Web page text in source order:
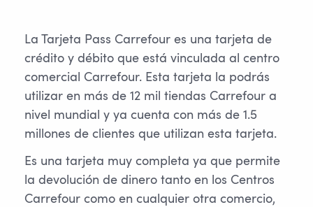
La Tarjeta Pass Carrefour es una tarjeta de
crédito y débito que está vinculada al centro
comercial Carrefour. Esta tarjeta la podrás
utilizar en más de 12 mil tiendas Carrefour a
nivel mundial y ya cuenta con más de 1.5
millones de clientes que utilizan esta tarjeta.
Es una tarjeta muy completa ya que permite
la devolución de dinero tanto en los Centros
Carrefour como en cualquier otra comercio,